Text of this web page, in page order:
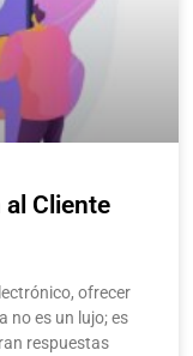
Cliente
ofrecer
no es un lujo; es
respuestas